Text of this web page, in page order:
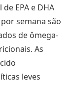
EPA e DHA
semana são
de ômega-
As
leves